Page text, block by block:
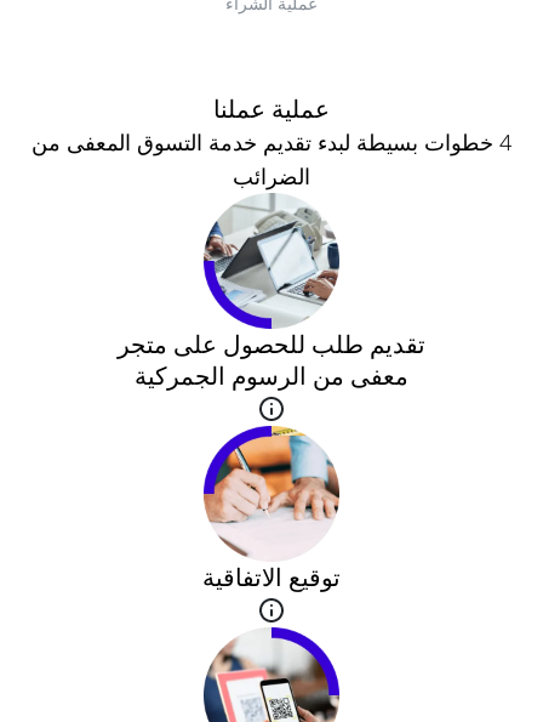
عملية عملنا
4 خطوات بسيطة لبدء تقديم خدمة التسوق المعفى من
الضرائب
تقديم طلب للحصول على متجر
معفى من الرسوم الجمركية
توقيع الاتفاقية